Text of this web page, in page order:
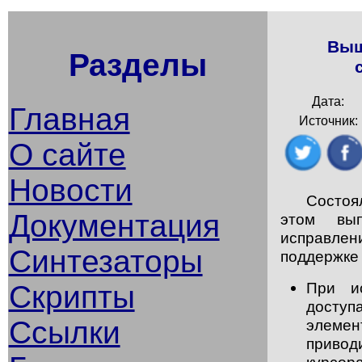
Разделы
Главная
О сайте
Новости
Документация
Синтезаторы
Скрипты
Ссылки
Дата:
Источник:
этом
При